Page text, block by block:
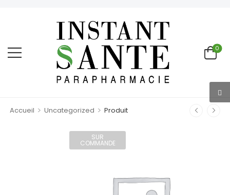
0
Accueil > Uncategorized > Produit
SUR
COMMANDE